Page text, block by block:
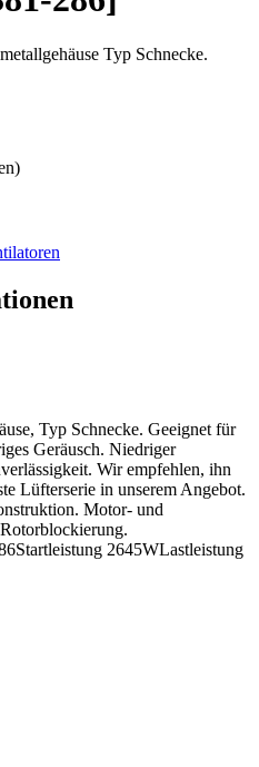
Typ Schnecke.
Typ Schnecke. Geeignet für
Geräusch. Niedriger
Wir empfehlen, ihn
Lüfterserie in unserem Angebot.
Motor- und
Startleistung 2645WLastleistung